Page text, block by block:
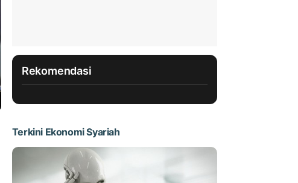
Rekomendasi
Terkini Ekonomi Syariah